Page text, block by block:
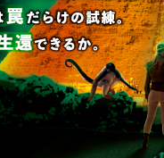
次の授業は“謎
き”!?